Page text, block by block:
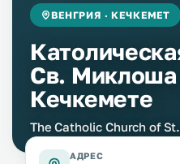
ВЕНГРИЯ · КЕЧКЕМЕТ
Св. Миклоша
Кечкемете
The Catholic Church of
АДРЕС